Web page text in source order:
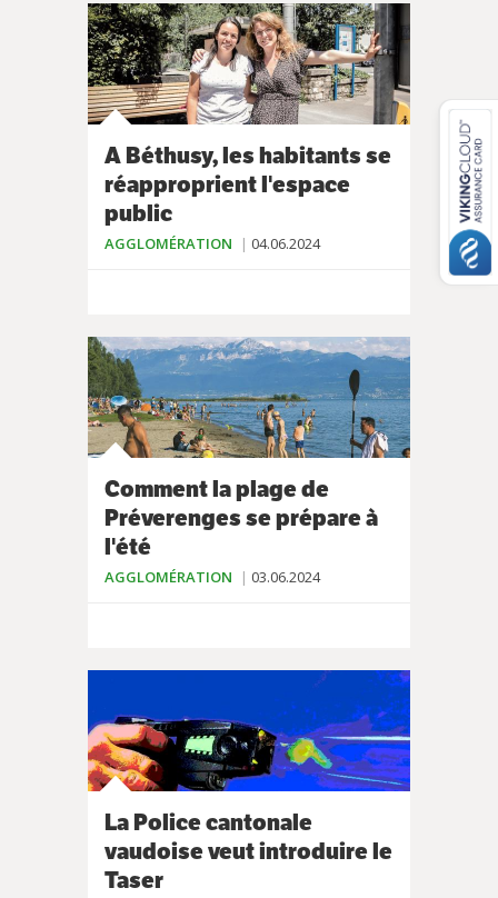
A Béthusy, les habitants se
réapproprient l'espace
public
AGGLOMÉRATION 04.06.2024
Comment la plage de
Préverenges se prépare à
l'été
AGGLOMÉRATION 03.06.2024
La Police cantonale
vaudoise veut introduire le
Taser